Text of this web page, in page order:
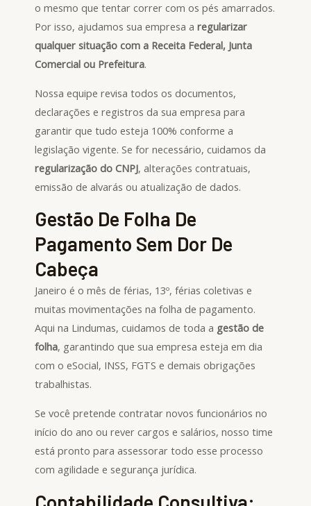
o mesmo que tentar correr com os pés amarrados.
Por isso, ajudamos sua empresa a regularizar
qualquer situação com a Receita Federal, Junta
Comercial ou Prefeitura.
Nossa equipe revisa todos os documentos,
declarações e registros da sua empresa para
garantir que tudo esteja 100% conforme a
legislação vigente. Se for necessário, cuidamos da
regularização do CNPJ, alterações contratuais,
emissão de alvarás ou atualização de dados.
Gestão De Folha De
Pagamento Sem Dor De
Cabeça
Janeiro é o mês de férias, 13º, férias coletivas e
muitas movimentações na folha de pagamento.
Aqui na Lindumas, cuidamos de toda a gestão de
folha, garantindo que sua empresa esteja em dia
com o eSocial, INSS, FGTS e demais obrigações
trabalhistas.
Se você pretende contratar novos funcionários no
início do ano ou rever cargos e salários, nosso time
está pronto para assessorar todo esse processo
com agilidade e segurança jurídica.